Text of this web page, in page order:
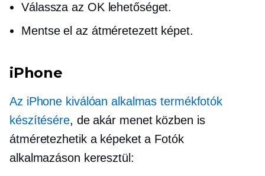
Válassza az OK lehetőséget.
Mentse el az átméretezett képet.
iPhone
Az iPhone kiválóan alkalmas termékfotók
készítésére, de akár menet közben is
átméretezhetik a képeket a Fotók
alkalmazáson keresztül: